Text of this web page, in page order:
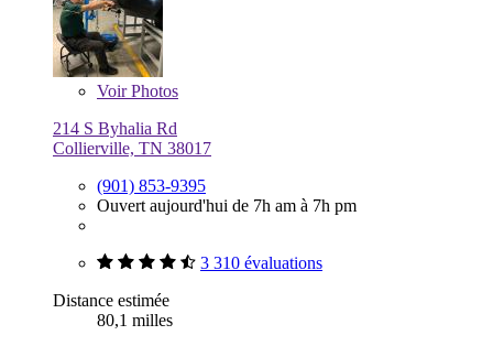
VoirPhotos
214 S Byhalia Rd
Collierville, TN 38017
(901) 853-9395
Ouvert aujourd'hui de 7h am à 7h pm
3 310 évaluations
Distance estimée
80,1 milles